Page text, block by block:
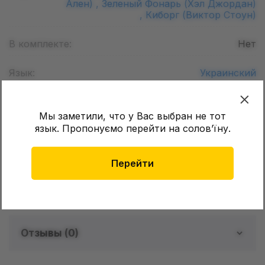
Мы заметили, что у Вас выбран не тот
язык. Пропонуємо перейти на соловʼїну.
Перейти
Ален) , Зеленый Фонарь (Хэл Джордан)
, Киборг (Виктор Стоун)
В комплекте: Нет
Язык: Украинский
12+
Формат листа (Шир. х Дл.): 165 х 250
Отзывы (0)